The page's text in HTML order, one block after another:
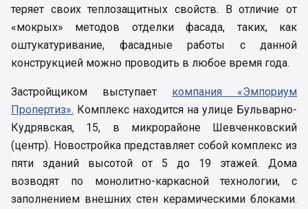
теряет своих теплозащитных свойств. В отличие от
«мокрых» методов отделки фасада, таких, как
оштукатуривание, фасадные работы с данной
конструкцией можно проводить в любое время года.
Застройщиком выступает компания «Эмпориум
Пропертиз». Комплекс находится на улице Бульварно-
Кудрявская, 15, в микрорайоне Шевченковский
(центр). Новостройка представляет собой комплекс из
пяти зданий высотой от 5 до 19 этажей. Дома
возводят по монолитно-каркасной технологии, с
заполнением внешних стен керамическими блоками.